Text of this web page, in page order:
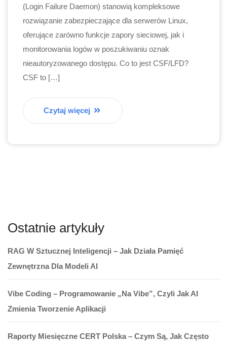
(Login Failure Daemon) stanowią kompleksowe
rozwiązanie zabezpieczające dla serwerów Linux,
oferujące zarówno funkcje zapory sieciowej, jak i
monitorowania logów w poszukiwaniu oznak
nieautoryzowanego dostępu. Co to jest CSF/LFD?
CSF to […]
Czytaj więcej
Ostatnie artykuły
RAG W Sztucznej Inteligencji – Jak Działa Pamięć
Zewnętrzna Dla Modeli AI
Vibe Coding – Programowanie „na Vibe”, Czyli Jak AI
Zmienia Tworzenie Aplikacji
Raporty Miesięczne CERT Polska – Czym Są, Jak Często